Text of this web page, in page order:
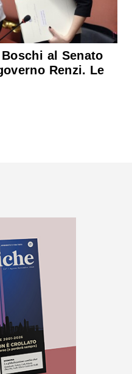
al Senato
Renzi. Le